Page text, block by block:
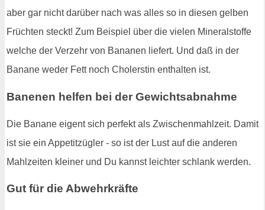
aber gar nicht darüber nach was alles so in diesen gelben
Früchten steckt! Zum Beispiel über die vielen Mineralstoffe
welche der Verzehr von Bananen liefert. Und daß in der
Banane weder Fett noch Cholerstin enthalten ist.
Banenen helfen bei der Gewichtsabnahme
Die Banane eigent sich perfekt als Zwischenmahlzeit. Damit
ist sie ein Appetitzügler - so ist der Lust auf die anderen
Mahlzeiten kleiner und Du kannst leichter schlank werden.
Gut für die Abwehrkräfte